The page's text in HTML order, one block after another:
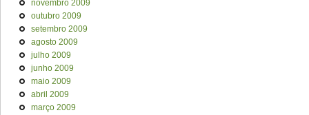
novembro 2009
outubro 2009
setembro 2009
agosto 2009
julho 2009
junho 2009
maio 2009
abril 2009
março 2009